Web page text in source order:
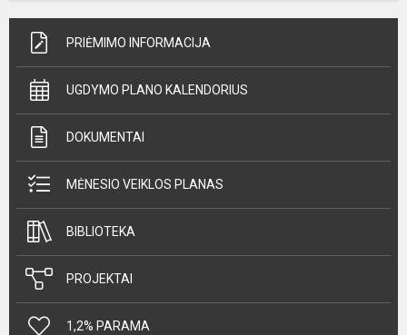
PRIĖMIMO INFORMACIJA
UGDYMO PLANO KALENDORIUS
DOKUMENTAI
MĖNESIO VEIKLOS PLANAS
BIBLIOTEKA
PROJEKTAI
1,2% PARAMA